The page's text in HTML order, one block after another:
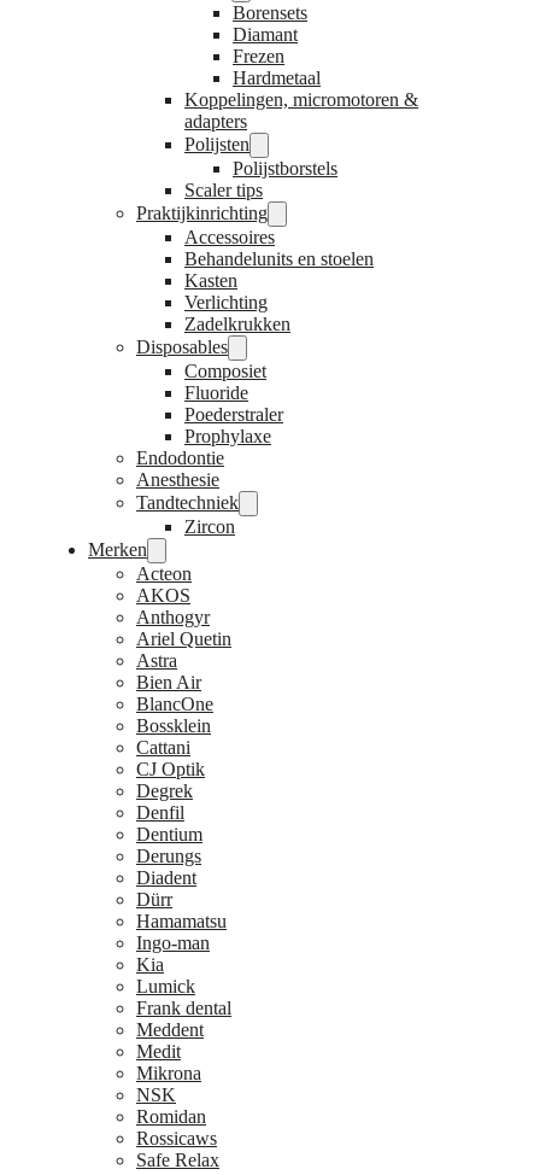
Borensets
Diamant
Frezen
Hardmetaal
Koppelingen, micromotoren &
adapters
Polijsten
Polijstborstels
Scaler tips
Praktijkinrichting
Accessoires
Behandelunits en stoelen
Kasten
Verlichting
Zadelkrukken
Disposables
Composiet
Fluoride
Poederstraler
Prophylaxe
Endodontie
Anesthesie
Tandtechniek
Zircon
Merken
Acteon
AKOS
Anthogyr
Ariel Quetin
Astra
Bien Air
BlancOne
Bossklein
Cattani
CJ Optik
Degrek
Denfil
Dentium
Derungs
Diadent
Dürr
Hamamatsu
Ingo-man
Kia
Lumick
Frank dental
Meddent
Medit
Mikrona
NSK
Romidan
Rossicaws
Safe Relax